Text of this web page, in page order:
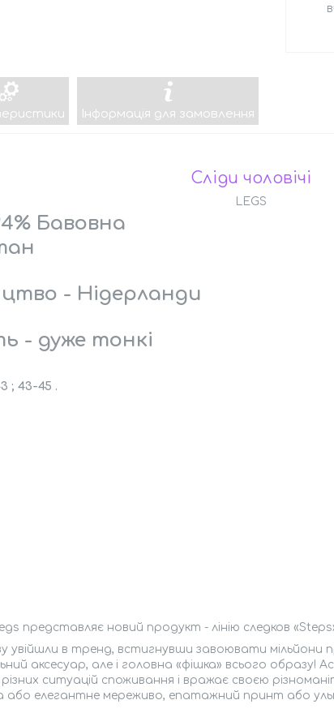
Інформація для замовлення
Сліди чоловічі
LEGS
Бавовна
- Нідерланди
- дуже тонкі
; 43-45 .
представляє новий продукт - лінію следков
увійшли в тренд, встигнувши завоювати мільйони
аксесуар, але і головна «фішка» всього образу!
ситуацій споживання і вражає своєю
або елегантне мереживо, епатажний принт або